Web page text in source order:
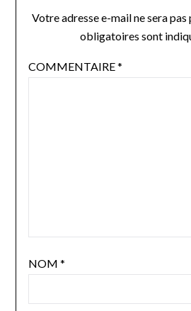
Votre adresse e-mail ne sera pas
obligatoires sont
COMMENTAIRE*
NOM *